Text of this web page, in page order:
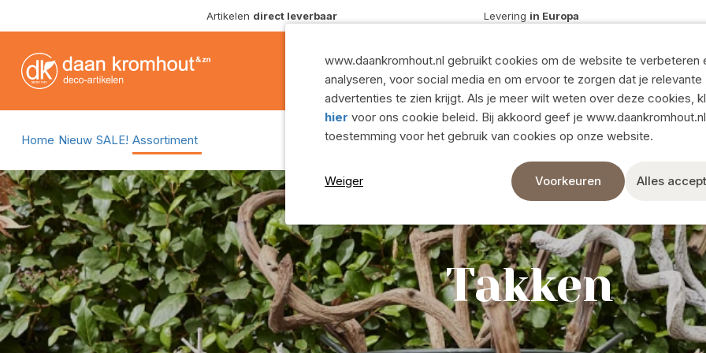
Artikelen direct leverbaar Levering in Europa
Snelle levering
6.000 artikelen
8 moderne
Ik wil klant worden
Home Nieuw SALE! Assortiment
Oasis en steekschuim
Decoratiemateriaal
Bijstekers
Lint
Toon alles
Aardewerk
Aardewerk schalen
Aardewerk vazen
Glazen vazen
Glazen potten
Glazen cilinders
Glazen flessen
Manden
Rieten manden
Rotan manden
Zeegras manden
Toon alles
Potterie
Zijdebloemen
Toon alles
Natuurlijke decoratie
Takken
Kransen
Mos
Potten en schalen
Toon alles
Takken
www.daankromhout.nl gebruikt cookies om de website te verbeteren
analyseren, voor social media en om ervoor te zorgen dat je relevante
advertenties te zien krijgt. Als je meer wilt weten over deze cookies,
hier voor ons cookie beleid. Bij akkoord geef je www.daankromhout.nl
toestemming voor het gebruik van cookies op onze website.
Weiger Voorkeuren Alles